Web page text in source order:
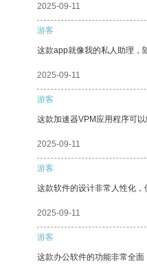
2025-09-11
游客
这款app就像我的私人助理，
2025-09-11
游客
这款加速器VPM应用程序可
2025-09-11
游客
这款软件的设计非常人性化，
2025-09-11
游客
这款办公软件的功能非常全